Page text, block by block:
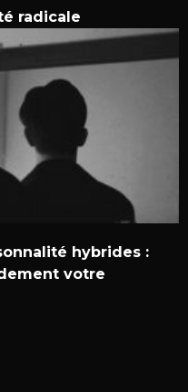
radicale
hybrides :
votre